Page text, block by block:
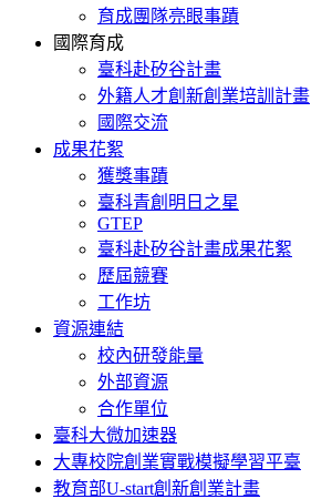
育成團隊亮眼事蹟
國際育成
臺科赴矽谷計畫
外籍人才創新創業培訓計畫
國際交流
成果花絮
獲獎事蹟
臺科青創明日之星
GTEP
臺科赴矽谷計畫成果花絮
歷屆競賽
工作坊
資源連結
校內研發能量
外部資源
合作單位
臺科大微加速器
大專校院創業實戰模擬學習平臺
教育部U-start創新創業計畫